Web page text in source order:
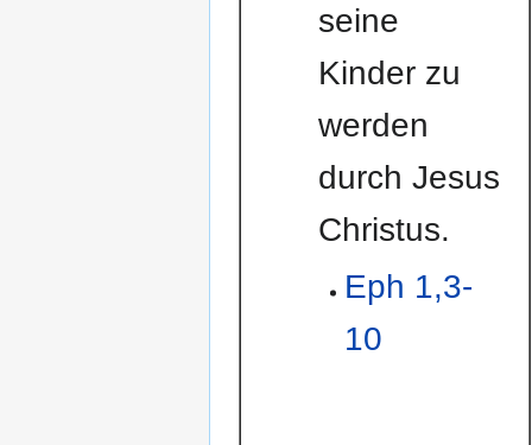
seine
Kinder zu
werden
durch Jesus
Christus.
Eph 1,3-
10